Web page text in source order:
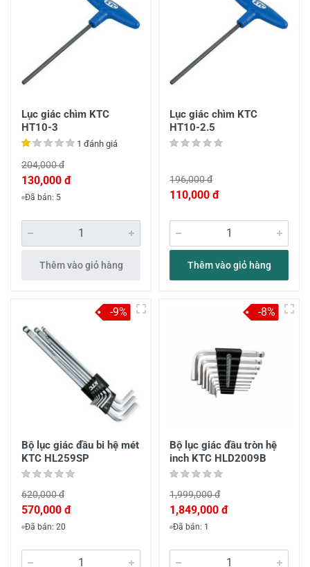
Lục giác chìm KTC
HT10-3
1 đánh giá
204,000 đ
130,000 đ
Đã bán: 5
Thêm vào giỏ hàng
Lục giác chìm KTC
HT10-2.5
196,000 đ
110,000 đ
Thêm vào giỏ hàng
Bộ lục giác đầu bi hệ mét
KTC HL259SP
620,000 đ
570,000 đ
Đã bán: 20
-9%
Bộ lục giác đầu tròn hệ
inch KTC HLD2009B
1,999,000 đ
1,849,000 đ
Đã bán: 1
-8%